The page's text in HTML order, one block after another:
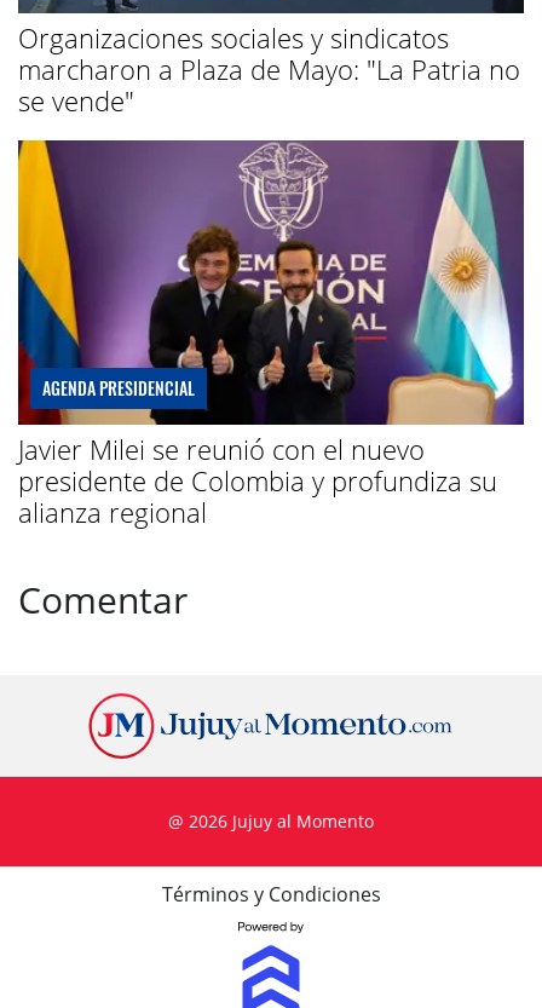
Organizaciones sociales y sindicatos
marcharon a Plaza de Mayo: "La Patria no
se vende"
AGENDA PRESIDENCIAL
Javier Milei se reunió con el nuevo
presidente de Colombia y profundiza su
alianza regional
Comentar
@ 2026 Jujuy al Momento
Términos y Condiciones